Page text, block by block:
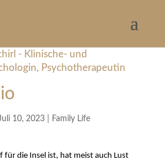
10, 2023| Family Life
für die Insel ist, hat meist auch Lust